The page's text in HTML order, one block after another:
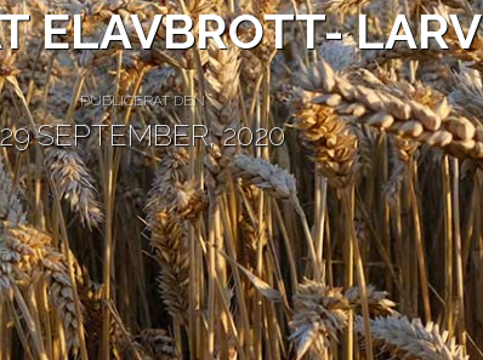
ELAVBROTT- LARV
PUBLICERAT DEN
29 SEPTEMBER, 2020